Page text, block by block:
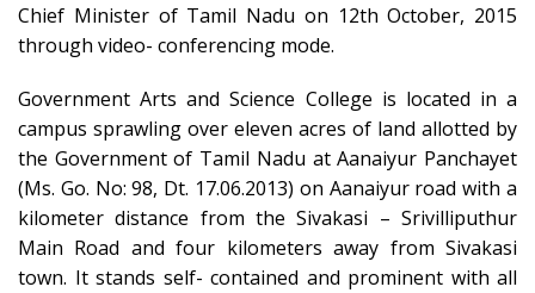
Chief Minister of Tamil Nadu on 12th October, 2015
through video- conferencing mode.
Government Arts and Science College is located in a
campus sprawling over eleven acres of land allotted by
the Government of Tamil Nadu at Aanaiyur Panchayet
(Ms. Go. No: 98, Dt. 17.06.2013) on Aanaiyur road with a
kilometer distance from the Sivakasi – Srivilliputhur
Main Road and four kilometers away from Sivakasi
town. It stands self- contained and prominent with all